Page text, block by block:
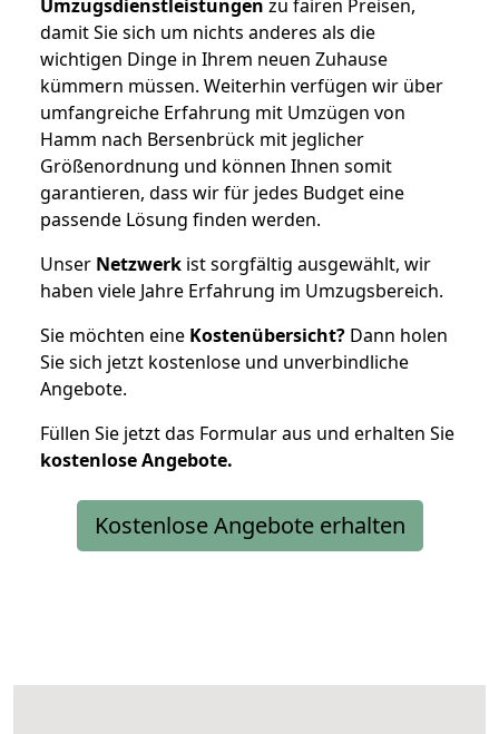
Umzugsdienstleistungen zu fairen Preisen,
damit Sie sich um nichts anderes als die
wichtigen Dinge in Ihrem neuen Zuhause
kümmern müssen. Weiterhin verfügen wir über
umfangreiche Erfahrung mit Umzügen von
Hamm nach Bersenbrück mit jeglicher
Größenordnung und können Ihnen somit
garantieren, dass wir für jedes Budget eine
passende Lösung finden werden.
Unser Netzwerk ist sorgfältig ausgewählt, wir
haben viele Jahre Erfahrung im Umzugsbereich.
Sie möchten eine Kostenübersicht? Dann holen
Sie sich jetzt kostenlose und unverbindliche
Angebote.
Füllen Sie jetzt das Formular aus und erhalten Sie
kostenloseAngebote.
Kostenlose Angebote erhalten